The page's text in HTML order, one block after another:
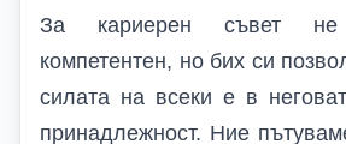
За кариерен съвет
компетентен, но бих си
силата на всеки е в
принадлежност. Ние